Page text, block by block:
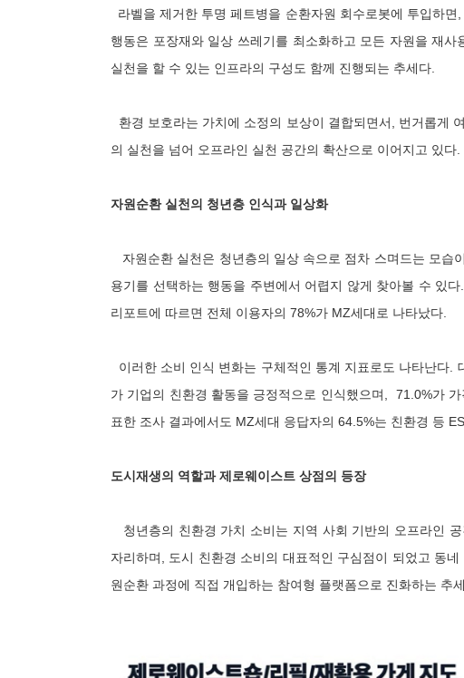
라벨을 제거한 투명 페트병을 순환자원 회수로봇에 투입하
행동은 포장재와 일상 쓰레기를 최소화하고 모든 자원을 재
실천을 할 수 있는 인프라의 구성도 함께 진행되는 추세다.
환경 보호라는 가치에 소정의 보상이 결합되면서, 번거롭게
의 실천을 넘어 오프라인 실천 공간의 확산으로 이어지고 있
자원순환 실천의 청년층 인식과 일상화
자원순환 실천은 청년층의 일상 속으로 점차 스며드는 모습
용기를 선택하는 행동을 주변에서 어렵지 않게 찾아볼 수 있
리포트에 따르면 전체 이용자의 78%가 MZ세대로 나타났다.
이러한 소비 인식 변화는 구체적인 통계 지표로도 나타난다
가 기업의 친환경 활동을 긍정적으로 인식했으며, 71.0%가
표한 조사 결과에서도 MZ세대 응답자의 64.5%는 친환경 등
도시재생의 역할과 제로웨이스트 상점의 등장
청년층의 친환경 가치 소비는 지역 사회 기반의 오프라인
자리하며, 도시 친환경 소비의 대표적인 구심점이 되었고 동
원순환 과정에 직접 개입하는 참여형 플랫폼으로 진화하는 추